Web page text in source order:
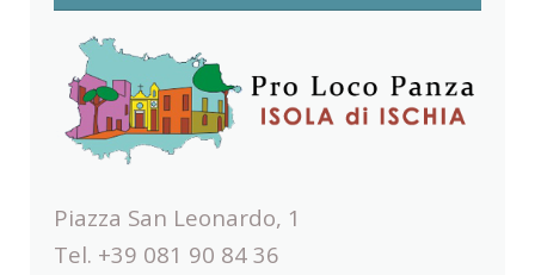
Piazza San Leonardo, 1
Tel. +39 081 90 84 36